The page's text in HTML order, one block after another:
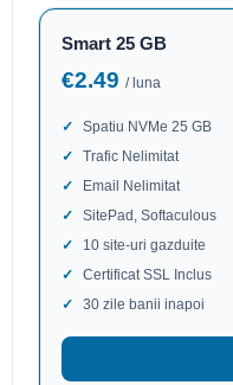
Smart 25 GB
€2.49 / luna
Spatiu NVMe 25 GB
Trafic Nelimitat
Email Nelimitat
SitePad, Softaculous
10 site-uri gazduite
Certificat SSL Inclus
30 zile banii inapoi